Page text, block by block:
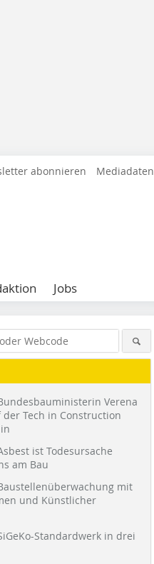
abonnieren Mediadaten
Jobs
Verena
Tech in Construction
ist Todesursache
am Bau
mit
und Künstlicher
Standardwerk in drei